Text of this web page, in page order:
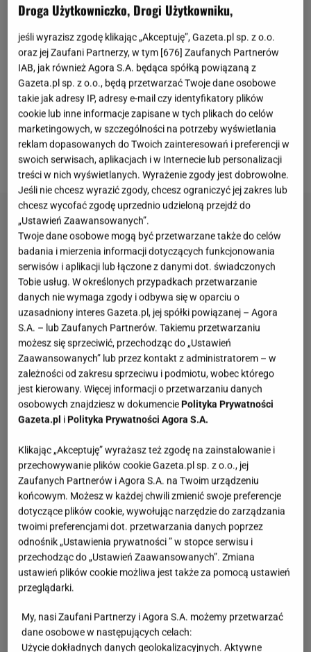
Przez obowiązujące zasady bezpieczeństwa
wszyscymusimysię zmierzyć z domowym
gotowaniem. W naszych głowach pojawiają się
myśli, w jaki sposób dbać o higienę wkuchni,
podczas zagrożenia koronawirusem?
Droga Użytkowniczko, Drogi Użytkowniku,
jeśli wyrazisz zgodę klikając „Akceptuję”, Gazeta.pl sp. z o.o.
oraz jej Zaufani Partnerzy, w tym [676] Zaufanych Partnerów
IAB, jak również Agora S.A. będąca spółką powiązaną z
Gazeta.pl sp. z o.o., będą przetwarzać Twoje dane osobowe
takie jak adresy IP, adresy e-mail czy identyfikatory plików
cookie lub inne informacje zapisane w tych plikach do celów
marketingowych, w szczególności na potrzeby wyświetlania
reklam dopasowanych do Twoich zainteresowań i preferencji w
swoich serwisach, aplikacjach i w Internecie lub personalizacji
treści w nich wyświetlanych. Wyrażenie zgody jest dobrowolne.
Jeśli nie chcesz wyrazić zgody, chcesz ograniczyć jej zakres lub
chcesz wycofać zgodę uprzednio udzieloną przejdź do
„Ustawień Zaawansowanych”.
Twoje dane osobowe mogą być przetwarzane także do celów
badania i mierzenia informacji dotyczących funkcjonowania
serwisów i aplikacji lub łączone z danymi dot. świadczonych
Tobie usług. W określonych przypadkach przetwarzanie
danych nie wymaga zgody i odbywa się w oparciu o
uzasadniony interes Gazeta.pl, jej spółki powiązanej – Agora
S.A. – lub Zaufanych Partnerów. Takiemu przetwarzaniu
możesz się sprzeciwić, przechodząc do „Ustawień
Zaawansowanych” lub przez kontakt z administratorem – w
zależności od zakresu sprzeciwu i podmiotu, wobec którego
jest kierowany. Więcej informacji o przetwarzaniu danych
osobowych znajdziesz w dokumenciePolityka Prywatności
Gazeta.pl iPolityka Prywatności Agora S.A.
Klikając „Akceptuję” wyrażasz też zgodę na zainstalowanie i
przechowywanie plików cookie Gazeta.pl sp. z o.o., jej
Zaufanych Partnerów i Agora S.A. na Twoim urządzeniu
końcowym. Możesz w każdej chwili zmienić swoje preferencje
dotyczące plików cookie, wywołując narzędzie do zarządzania
twoimi preferencjami dot. przetwarzania danych poprzez
odnośnik „Ustawienia prywatności ” w stopce serwisu i
przechodząc do „Ustawień Zaawansowanych”. Zmiana
ustawień plików cookie możliwa jest także za pomocą ustawień
przeglądarki.
My, nasi Zaufani Partnerzy i Agora S.A. możemy przetwarzać
dane osobowe w następujących celach:
Użycie dokładnych danych geolokalizacyjnych. Aktywne